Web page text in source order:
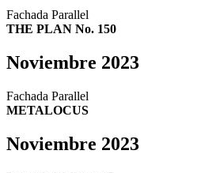
Fachada Parallel
THE PLAN No. 150
Noviembre 2023
Fachada Parallel
METALOCUS
Noviembre 2023